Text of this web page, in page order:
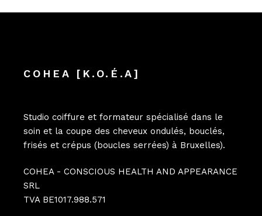
COHEA [K.O.É.A]
Studio coiffure et formateur spécialisé dans le
soin et la coupe des cheveux ondulés, bouclés,
frisés et crépus (boucles serrées) à Bruxelles).
COHEA - CONSCIOUS HEALTH AND APPEARANCE
SRL
TVA BE1017.988.571